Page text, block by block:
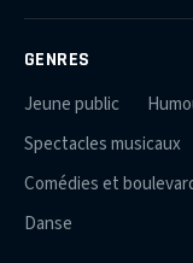
GENRES
Jeune public
Spectacles musicaux
Comédies et
Danse